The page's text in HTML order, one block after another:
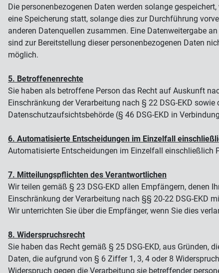
Die personenbezogenen Daten werden solange
eine Speicherung statt, solange dies zur Durchführung
anderen Datenquellen zusammen. Eine Datenweitergabe
sind zur Bereitstellung dieser personenbezogenen Daten
möglich.
5. Betroffenenrechte
Sie haben als betroffene Person das Recht auf Auskunft
Einschränkung der Verarbeitung nach § 22 DSG-EKD
Datenschutzaufsichtsbehörde (§ 46 DSG-EKD in
6. Automatisierte Entscheidungen im Einzelfall
Automatisierte Entscheidungen im Einzelfall einschließlich
7. Mitteilungspflichten des Verantwortlichen
Wir teilen gemäß § 23 DSG-EKD allen Empfängern, denen
Einschränkung der Verarbeitung nach §§ 20-22 DSG-EKD
Wir unterrichten Sie über die Empfänger, wenn Sie dies
8. Widerspruchsrecht
Sie haben das Recht gemäß § 25 DSG-EKD, aus Gründen,
Daten, die aufgrund von § 6 Ziffer 1, 3, 4 oder 8
Widerspruch gegen die Verarbeitung sie betreffender